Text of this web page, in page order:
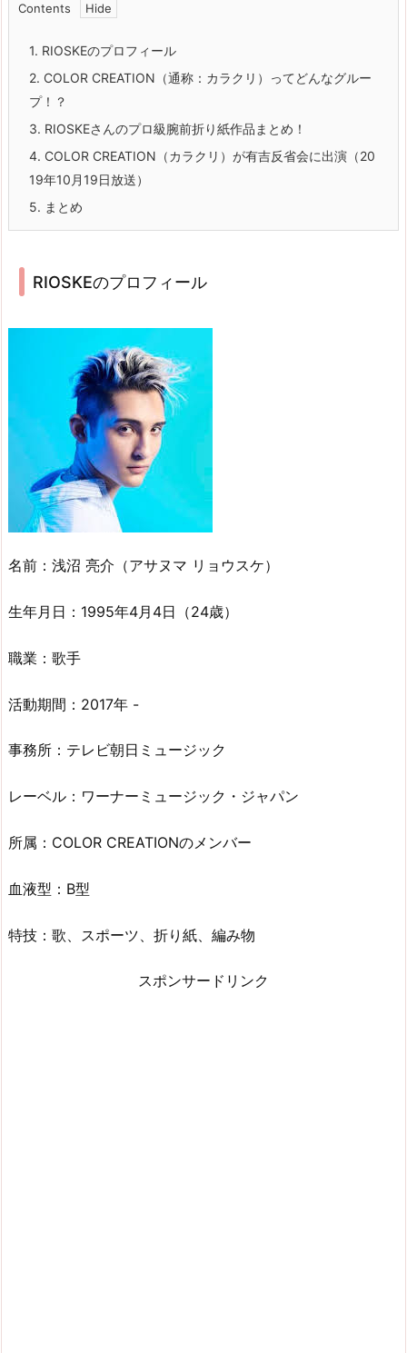
Contents
1. RIOSKEのプロフィール
2. COLOR CREATION（通称：カラクリ）ってどんなグルー
プ！？
3. RIOSKEさんのプロ級腕前折り紙作品まとめ！
4. COLOR CREATION（カラクリ）が有吉反省会に出演（20
19年10月19日放送）
5. まとめ
RIOSKEのプロフィール
名前：浅沼 亮介（アサヌマ リョウスケ）
生年月日：1995年4月4日（24歳）
職業：歌手
活動期間：2017年 -
事務所：テレビ朝日ミュージック
レーベル：ワーナーミュージック・ジャパン
所属：COLOR CREATIONのメンバー
血液型：B型
特技：歌、スポーツ、折り紙、編み物
スポンサードリンク